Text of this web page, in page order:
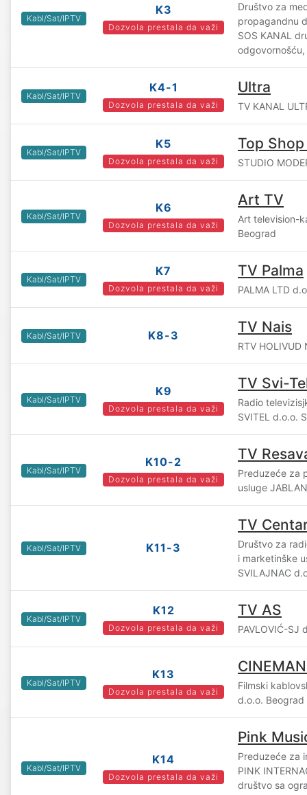
Kabl/Sat/IPTV
K3
Dozvola prestala da važi
Društvo za
propagandnu
SOS KANAL
Kabl/Sat/IPTV
K4-1
Dozvola prestala da važi
Ultra
TV KANAL
Kabl/Sat/IPTV
K5
Dozvola prestala da važi
Top
STUDIO
Kabl/Sat/IPTV
K6
Dozvola prestala da važi
Art TV
Art television-
Beograd
Kabl/Sat/IPTV
K7
Dozvola prestala da važi
TV Palma
PALMA LTD
Kabl/Sat/IPTV K8-3 TV Nais
RTV HOLIVUD
Kabl/Sat/IPTV
K9
Dozvola prestala da važi
TV Svi-
Radio
SVITEL d.o.o.
Kabl/Sat/IPTV
K10-2
Dozvola prestala da važi
TV
Preduzeće za
usluge
Kabl/Sat/IPTV K11-3
TV
Društvo za
i marketinške
SVILAJNAC
Kabl/Sat/IPTV
K12
Dozvola prestala da važi
TV AS
PAVLOVIĆ-SJ
Kabl/Sat/IPTV
K13
Dozvola prestala da važi
Filmski
d.o.o. Beograd
Kabl/Sat/IPTV
K14
Dozvola prestala da važi
Pink
Preduzeće za
PINK
društvo sa